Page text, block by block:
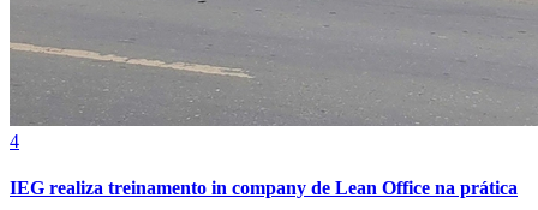
Bahia
4
IEG realiza treinamento in company de Lean Office na prática